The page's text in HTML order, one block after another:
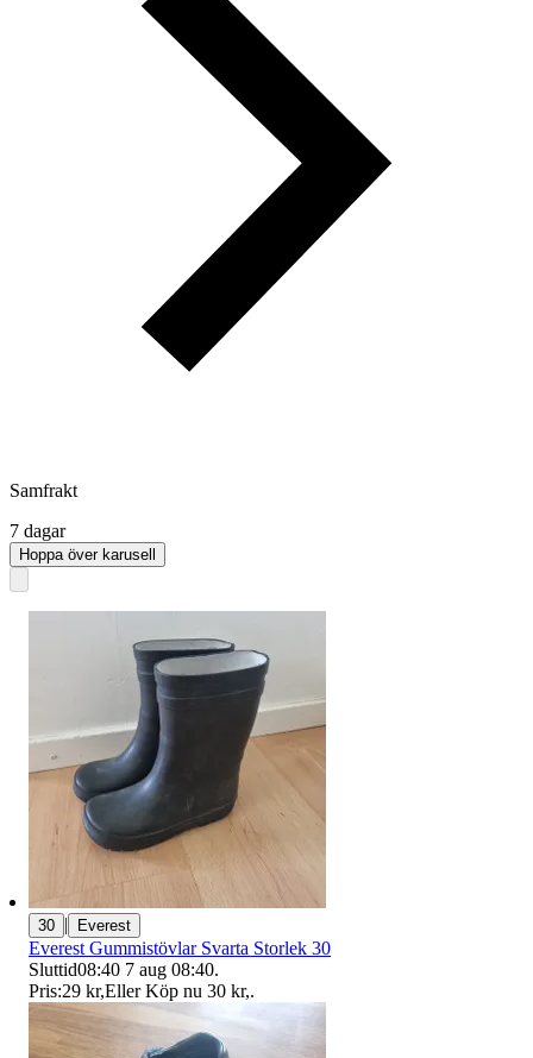
Samfrakt
7 dagar
Hoppa över karusell
30 | Everest
Everest Gummistövlar Svarta Storlek 30
Sluttid08:40 7 aug 08:40.
Pris:29 kr,Eller Köp nu 30 kr,.